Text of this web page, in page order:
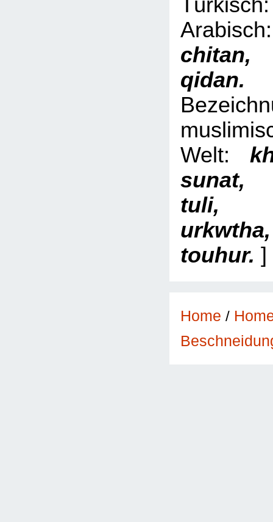
Welt:
sunat,
tuli,
touhur. ]
Home /